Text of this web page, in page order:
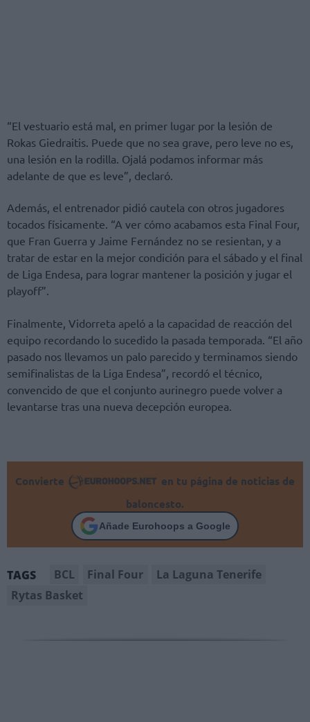
“El vestuario está mal, en primer lugar por la lesión de
Rokas Giedraitis. Puede que no sea grave, pero leve no es,
una lesión en la rodilla. Ojalá podamos informar más
adelante de que es leve”, declaró.
Además, el entrenador pidió cautela con otros jugadores
tocados físicamente. “A ver cómo acabamos esta Final Four,
que Fran Guerra y Jaime Fernández no se resientan, y a
tratar de estar en la mejor condición para el sábado y el final
de Liga Endesa, para lograr mantener la posición y jugar el
playoff”.
Finalmente, Vidorreta apeló a la capacidad de reacción del
equipo recordando lo sucedido la pasada temporada. “El año
pasado nos llevamos un palo parecido y terminamos siendo
semifinalistas de la Liga Endesa”, recordó el técnico,
convencido de que el conjunto aurinegro puede volver a
levantarse tras una nueva decepción europea.
Convierte
en tu página de noticias de
baloncesto.
Añade Eurohoops a Google
TAGS BCL Final Four
La Laguna Tenerife
Rytas Basket